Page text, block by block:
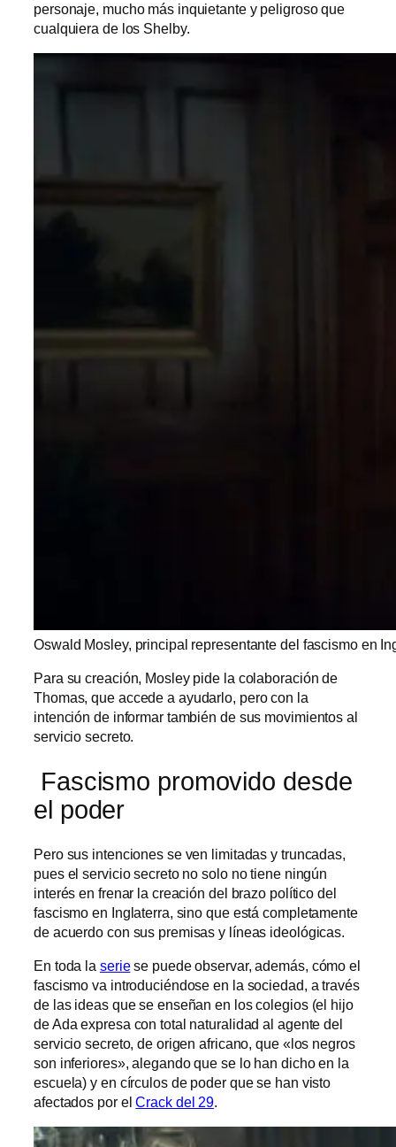
personaje, mucho más inquietante y peligroso que
cualquiera de los Shelby.
Oswald Mosley, principal representante del fascismo en
Para su creación, Mosley pide la colaboración de
Thomas, que accede a ayudarlo, pero con la
intención de informar también de sus movimientos al
servicio secreto.
Fascismo promovido desde
el poder
Pero sus intenciones se ven limitadas y truncadas,
pues el servicio secreto no solo no tiene ningún
interés en frenar la creación del brazo político del
fascismo en Inglaterra, sino que está completamente
de acuerdo con sus premisas y líneas ideológicas.
En toda la seriese puede observar, además, cómo el
fascismo va introduciéndose en la sociedad, a través
de las ideas que se enseñan en los colegios (el hijo
de Ada expresa con total naturalidad al agente del
servicio secreto, de origen africano, que «los negros
son inferiores», alegando que se lo han dicho en la
escuela) y en círculos de poder que se han visto
afectados por elCrack del 29.